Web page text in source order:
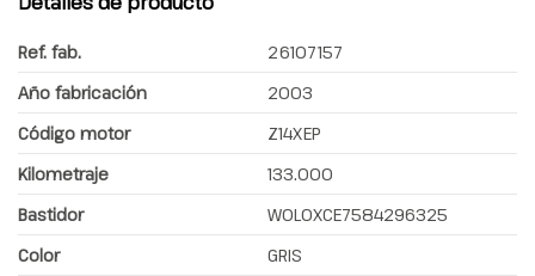
Ref. fab.
26107157
Año fabricación
2003
Código motor
Z14XEP
Kilometraje
133.000
Bastidor
W0L0XCE7584296325
Color
GRIS